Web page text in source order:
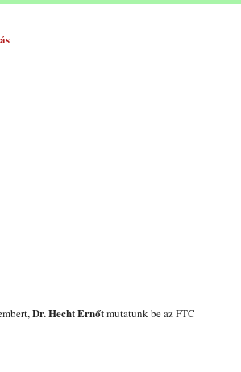
Dr. Hecht Ernőtmutatunk be az FTC